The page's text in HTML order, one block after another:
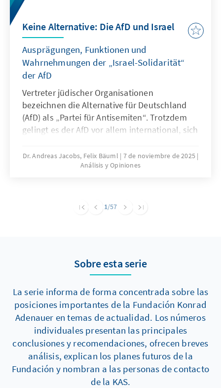
Keine Alternative: Die AfD und Israel
Ausprägungen, Funktionen und
Wahrnehmungen der „Israel-Solidarität“
der AfD
Vertreter jüdischer Organisationen
bezeichnen die Alternative für Deutschland
(AfD) als „Partei für Antisemiten“. Trotzdem
gelingt es der AfD vor allem international, sich
als Beschützerin jüdischen Lebens in
Deutschland zu positionieren. Diese
und erfüllt mehrere politische Funktionen.
Dr. Andreas Jacobs, Felix Bäuml
7 de noviembre de 2025
Análisis y Opiniones
1/57
Sobre esta serie
La serie informa de forma concentrada sobre las
posiciones importantes de la Fundación Konrad
Adenauer en temas de actualidad. Los números
individuales presentan las principales
conclusiones y recomendaciones, ofrecen breves
análisis, explican los planes futuros de la
Fundación y nombran a las personas de contacto
de la KAS.